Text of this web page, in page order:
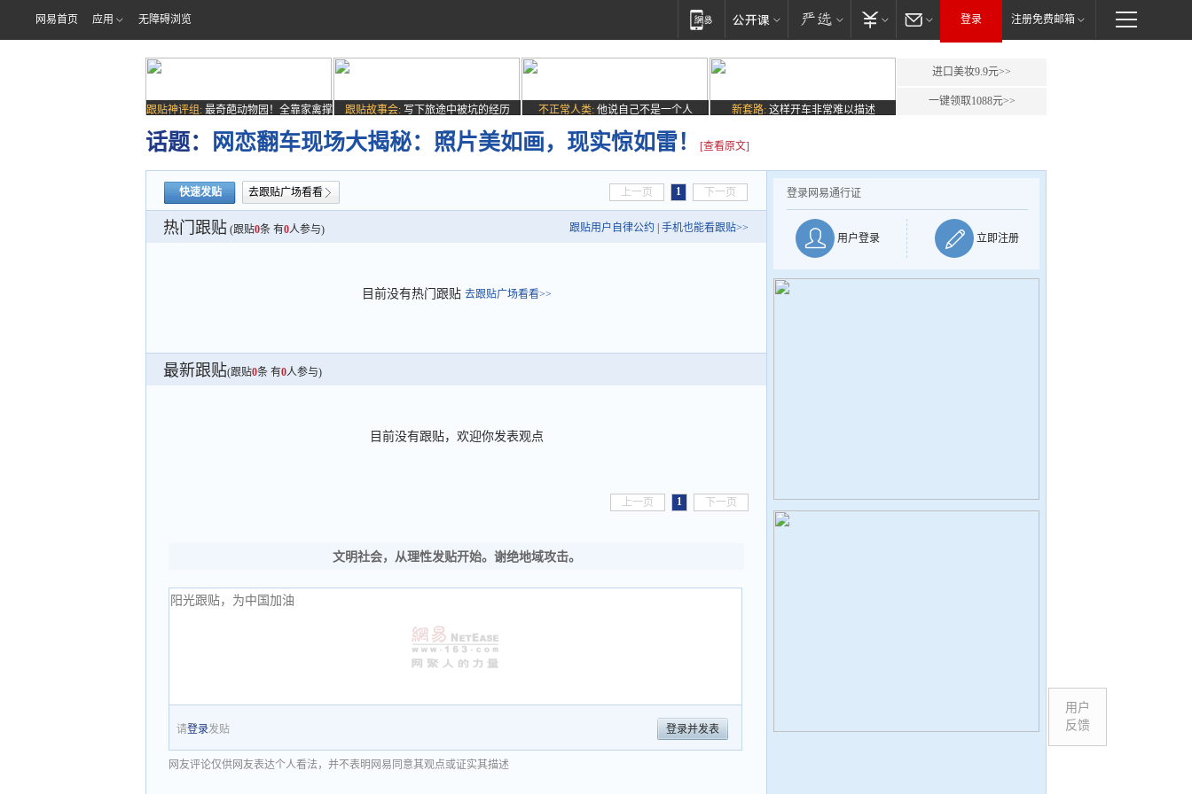
网易首页 应用 无障碍浏览 登录 注册免费邮箱
跟贴神评组: 最奇葩动物园！全靠家禽撑
场子
跟贴故事会: 写下旅途中被坑的经历 不正常人类: 他说自己不是一个人 新套路: 这样开车非常难以描述
进口美妆9.9元>>
一键领取1088元>>
话题： 网恋翻车现场大揭秘：照片美如画，现实惊如雷！ [查看原文]
快速发贴 去跟贴广场看看 上一页 1 下一页
热门跟贴 (跟贴0条 有0人参与) 跟贴用户自律公约 手机也能看跟贴>>
目前没有热门跟贴 去跟贴广场看看>>
最新跟贴(跟贴0条 有0人参与)
目前没有跟贴，欢迎你发表观点
上一页 1 下一页
文明社会，从理性发贴开始。谢绝地域攻击。
请登录发贴 登录并发表
网友评论仅供网友表达个人看法，并不表明网易同意其观点或证实其描述
登录网易通行证
用户登录 立即注册
用户
反馈